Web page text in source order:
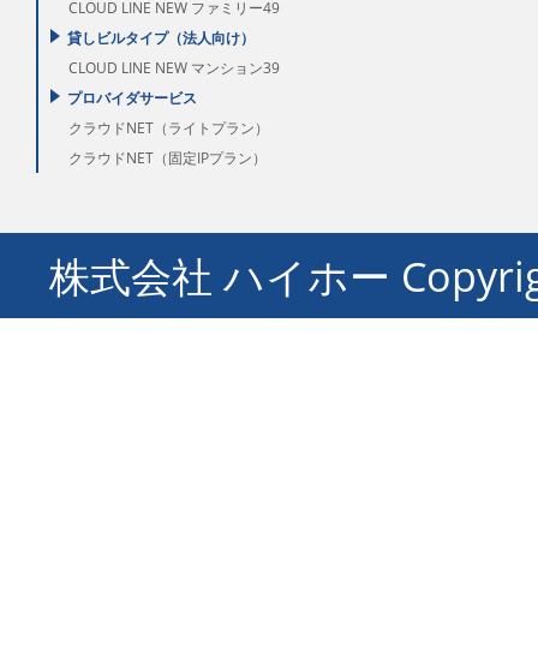
CLOUD LINE NEW ファミリー49
貸しビルタイプ（法人向け）
CLOUD LINE NEW マンション39
プロバイダサービス
クラウドNET（ライトプラン）
クラウドNET（固定IPプラン）
株式会社 ハイホー